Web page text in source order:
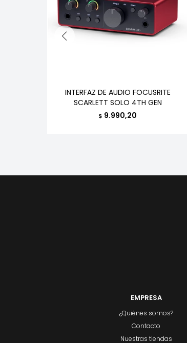
INTERFAZ DE AUDIO FOCUSRITE
SCARLETT SOLO 4TH GEN
$ 9.990,20
EMPRESA
¿Quiénes somos?
Contacto
Nuestras tiendas